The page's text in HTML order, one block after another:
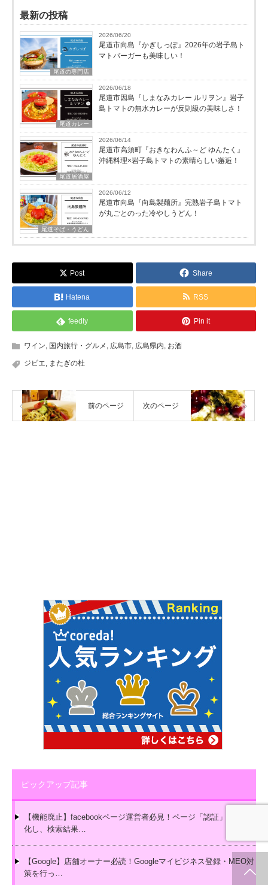
最新の投稿
尾道の専門店
2026/06/20
尾道市向島『かぎしっぽ』2026年の岩子島ト
マトバーガーも美味しい！
尾道カレー
2026/06/18
尾道市因島『しまなみカレー ルリヲン』岩子
島トマトの無水カレーが反則級の美味しさ！
尾道居酒屋
2026/06/14
尾道市高須町『おきなわんふ～ど ゆんたく』
沖縄料理×岩子島トマトの素晴らしい邂逅！
尾道そば・うどん
2026/06/12
尾道市向島『向島製麺所』完熟岩子島トマト
が丸ごとのった冷やしうどん！
Post Share
Hatena RSS
feedly Pin it
ワイン, 国内旅行・グルメ , 広島市, 広島県内, お酒
ジビエ, またぎの杜
前のページ 次のページ
ピックアップ記事
【機能廃止】facebookページ運営者必見！ページ「認証」で公式
化し、検索結果…
【Google】店舗オーナー必読！Googleマイビジネス登録・MEO対
策を行っ…
ホーム お問合せ